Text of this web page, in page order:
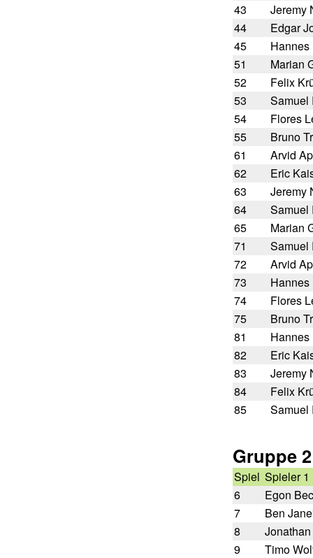
43
Jeremy
44
Edgar
45
Hannes
51
Marian
52
Felix
53
Samuel
54
Flores
55
Bruno
61
Arvid
62
Eric
63
Jeremy
64
Samuel
65
Marian
71
Samuel
72
Arvid
73
Hannes
74
Flores
75
Bruno
81
Hannes
82
Eric
83
Jeremy
84
Felix
85
Samuel
Gruppe 2
Spiel Spieler 1
6
Egon
7
Ben
8
9
Timo